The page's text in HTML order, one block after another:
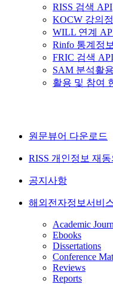
RISS 검색 API
KOCW 강의
WILL 연계
Rinfo 통계정
FRIC 검색 API
SAM 분석활
활용 및 참여
원문뷰어 다운로드
RISS 개인정보 재동
공지사항
해외전자정보서비
Academic
Ebooks
Dissertations
Conference
Reviews
Reports